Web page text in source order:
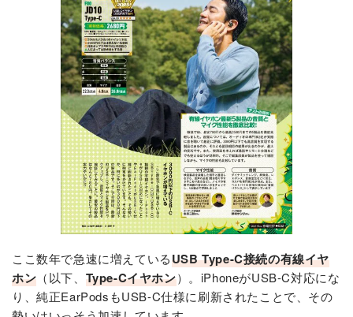
ここ数年で急速に増えているUSB Type-C接続の有線イヤ
ホン （以下、 Type-Cイヤホン）。iPhoneがUSB-C対応にな
り、純正EarPodsもUSB-C仕様に刷新されたことで、その